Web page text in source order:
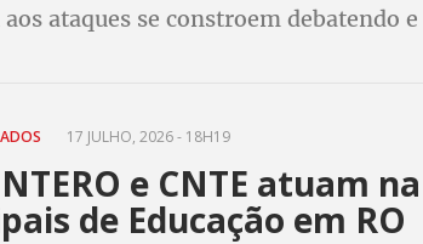
aos ataques se constroem debatendo
17 JULHO, 2026 - 18H19
e CNTE atuam
de Educação em RO